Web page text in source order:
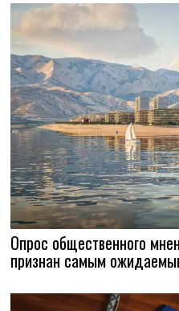
Опрос общественного
признан самым